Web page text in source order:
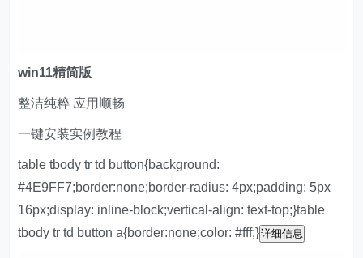
win11精简版
整洁纯粹 应用顺畅
一键安装实例教程
table tbody tr td button{background:
#4E9FF7;border:none;border-radius: 4px;padding: 5px
16px;display: inline-block;vertical-align: text-top;}table
tbody tr td button a{border:none;color: #fff;}详细信息